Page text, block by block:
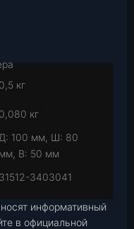
0,5 кг
0,080 кг
Д: 100 мм, Ш: 80
мм, В: 50 мм
31512-3403041
информативный
в официальной